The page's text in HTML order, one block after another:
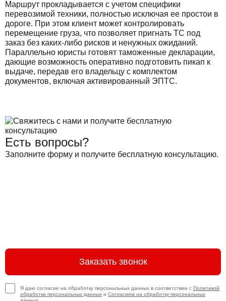
Маршрут прокладывается с учетом специфики
перевозимой техники, полностью исключая ее простои в
дороге. При этом клиент может контролировать
перемещение груза, что позволяет пригнать ТС под
заказ без каких-либо рисков и ненужных ожиданий.
Параллельно юристы готовят таможенные декларации,
дающие возможность оперативно подготовить пикап к
выдаче, передав его владельцу с комплектом
документов, включая активированный ЭПТС.
Есть вопросы?
Заполните форму и получите бесплатную консультацию.
Заказать звонок
Я даю согласие на обработку персональных данных в соответствии с Политикой
обработки персональных данных и Согласием на обработку персональных